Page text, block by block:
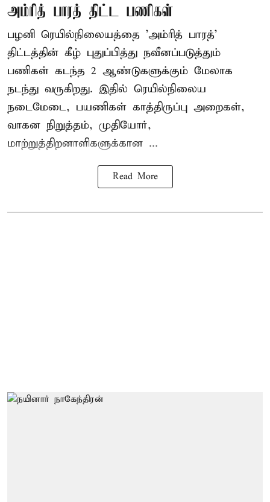
அம்ரித் பாரத் திட்ட பணிகள்
பழனி ரெயில்நிலையத்தை 'அம்ரித் பாரத்'
திட்டத்தின் கீழ் புதுப்பித்து நவீனப்படுத்தும்
பணிகள் கடந்த 2 ஆண்டுகளுக்கும் மேலாக
நடந்து வருகிறது. இதில் ரெயில்நிலைய
நடைமேடை, பயணிகள் காத்திருப்பு அறைகள்,
வாகன நிறுத்தம், முதியோர்,
மாற்றுத்திறனாளிகளுக்கான ...
Read More